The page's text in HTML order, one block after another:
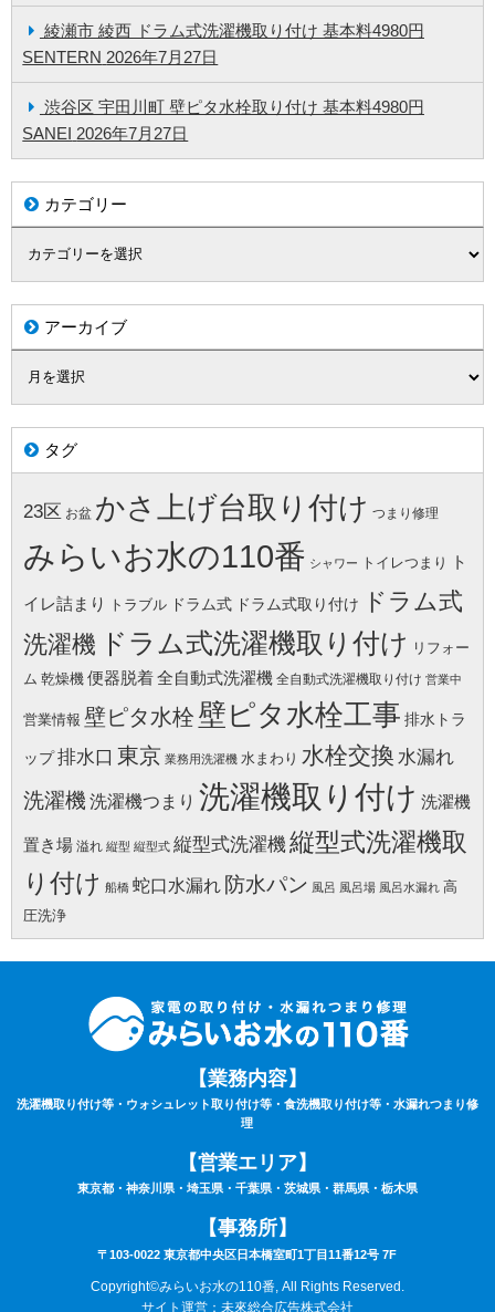
綾瀬市 綾西 ドラム式洗濯機取り付け 基本料4980円
SENTERN 2026年7月27日
渋谷区 宇田川町 壁ピタ水栓取り付け 基本料4980円
SANEI 2026年7月27日
カテゴリー
アーカイブ
タグ
23区 お盆 かさ上げ台取り付け つまり修理
みらいお水の110番 シャワー トイレつまり ト
イレ詰まり トラブル ドラム式 ドラム式取り付け
ドラム式
洗濯機 ドラム式洗濯機取り付け リフォー
ム 乾燥機 便器脱着全自動式洗濯機 全自動式洗濯機取り付け 営業中
営業情報 壁ピタ水栓 壁ピタ水栓工事 排水トラ
ップ排水口 東京 業務用洗濯機 水まわり 水栓交換 水漏れ
洗濯機 洗濯機つまり 洗濯機取り付け 洗濯機
置き場 溢れ 縦型 縦型式 縦型式洗濯機 縦型式洗濯機取
り付け 船橋 蛇口水漏れ 防水パン 風呂 風呂場 風呂水漏れ 高
圧洗浄
【業務内容】
洗濯機取り付け等・ウォシュレット取り付け等・食洗機取り付け等・水漏れつまり修
理
【営業エリア】
東京都・神奈川県・埼玉県・千葉県・茨城県・群馬県・栃木県
【事務所】
〒103-0022 東京都中央区日本橋室町1丁目11番12号 7F
Copyright©みらいお水の110番, All Rights Reserved.
サイト運営：未來総合広告株式会社